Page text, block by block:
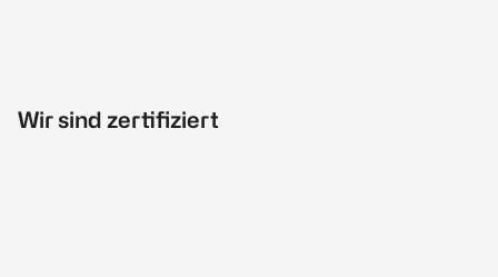
Wir sind zertifiziert